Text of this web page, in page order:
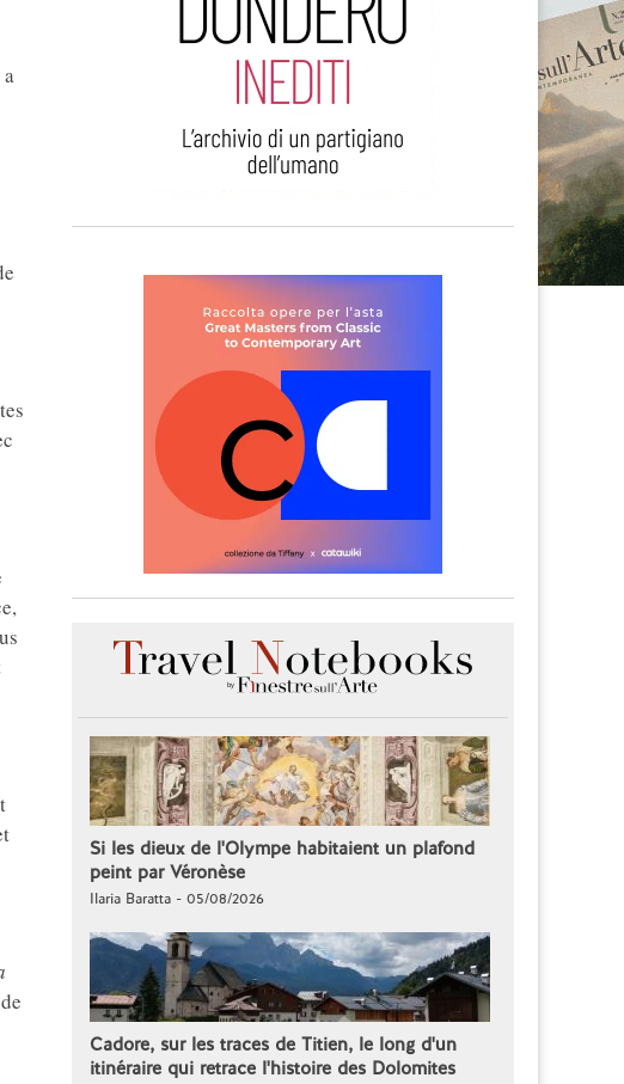
Si les dieux de l'Olympe habitaient un plafond
peint par Véronèse
Ilaria Baratta - 05/08/2026
Cadore, sur les traces de Titien, le long d'un
itinéraire qui retrace l'histoire des Dolomites